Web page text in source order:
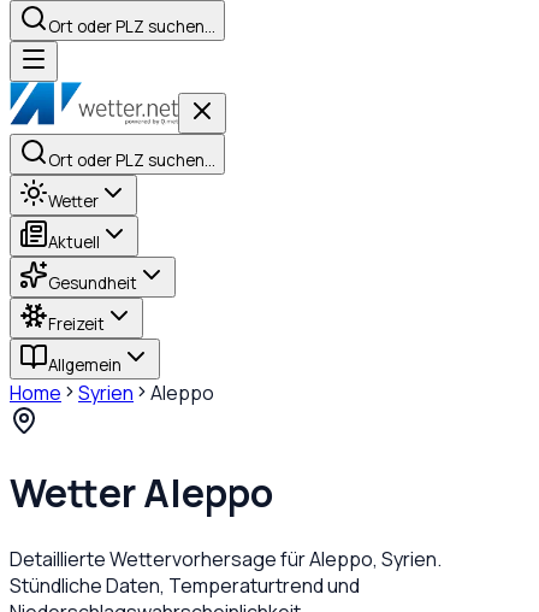
Ort oder PLZ suchen…
Ort oder PLZ suchen…
Wetter
Aktuell
Gesundheit
Freizeit
Allgemein
Home Syrien Aleppo
WetterAleppo
Detaillierte Wettervorhersage fürAleppo, Syrien.
Stündliche Daten, Temperaturtrend und